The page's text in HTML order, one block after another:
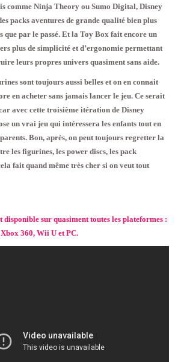
comme Ninja Theory ou Sumo Digital, Disney
packs aventures de grande qualité bien plus
que par le passé. Et la Toy Box fait encore un
plus de simplicité et d’ergonomie permettant
leurs propres univers quasiment sans aide.
sont toujours aussi belles et on en connait
en acheter sans jamais lancer le jeu. Ce serait
avec cette troisième itération de Disney
un vrai jeu qui intéressera les enfants tout en
Bon, après, on peut toujours regretter la
les figurines, les power discs, les pack
fait quand même très cher si on veut tout
disponible sur quasiment toutes les plateformes :
360, Wii U et PC.